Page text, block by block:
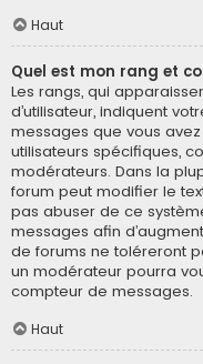
Haut
Quel est mon rang et
Les rangs, qui
d’utilisateur, indiquent
messages que vous
utilisateurs spécifiques,
modérateurs. Dans la
forum peut modifier le
pas abuser de ce
messages afin
de forums ne toléreront
un modérateur pourra
compteur de messages.
Haut